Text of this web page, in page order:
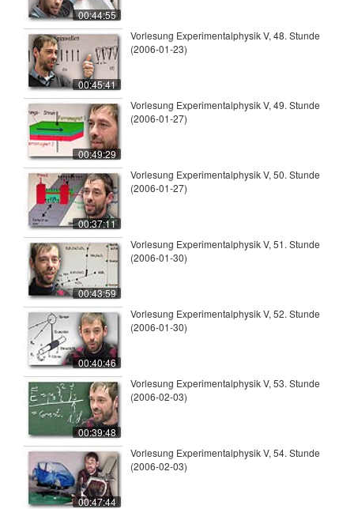
00:44:55
00:45:41
Vorlesung Experimentalphysik V, 48. Stunde
(2006-01-23)
00:49:29
Vorlesung Experimentalphysik V, 49. Stunde
(2006-01-27)
00:37:11
Vorlesung Experimentalphysik V, 50. Stunde
(2006-01-27)
00:43:59
Vorlesung Experimentalphysik V, 51. Stunde
(2006-01-30)
00:40:46
Vorlesung Experimentalphysik V, 52. Stunde
(2006-01-30)
00:39:48
Vorlesung Experimentalphysik V, 53. Stunde
(2006-02-03)
00:47:44
Vorlesung Experimentalphysik V, 54. Stunde
(2006-02-03)